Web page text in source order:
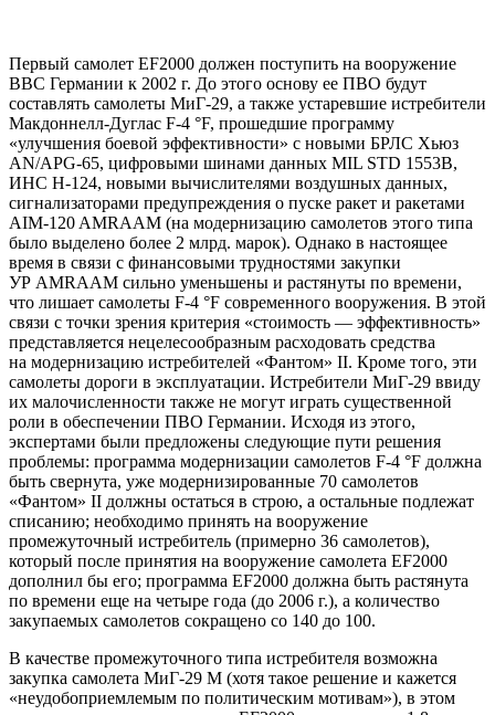
Первый самолет EF2000 должен поступить на вооружение
ВВС Германии к 2002 г. До этого основу ее ПВО будут
составлять самолеты МиГ-29, а также устаревшие истребители
Макдоннелл-Дуглас F-4 °F, прошедшие программу
«улучшения боевой эффективности» с новыми БРЛС Хьюз
AN/APG-65, цифровыми шинами данных MIL STD 1553В,
ИНС Н-124, новыми вычислителями воздушных данных,
сигнализаторами предупреждения о пуске ракет и ракетами
AIM-120 AMRAAM (на модернизацию самолетов этого типа
было выделено более 2 млрд. марок). Однако в настоящее
время в связи с финансовыми трудностями закупки
УР AMRAAM сильно уменьшены и растянуты по времени,
что лишает самолеты F-4 °F современного вооружения. В этой
связи с точки зрения критерия «стоимость — эффективность»
представляется нецелесообразным расходовать средства
на модернизацию истребителей «Фантом» II. Кроме того, эти
самолеты дороги в эксплуатации. Истребители МиГ-29 ввиду
их малочисленности также не могут играть существенной
роли в обеспечении ПВО Германии. Исходя из этого,
экспертами были предложены следующие пути решения
проблемы: программа модернизации самолетов F-4 °F должна
быть свернута, уже модернизированные 70 самолетов
«Фантом» II должны остаться в строю, а остальные подлежат
списанию; необходимо принять на вооружение
промежуточный истребитель (примерно 36 самолетов),
который после принятия на вооружение самолета EF2000
дополнил бы его; программа EF2000 должна быть растянута
по времени еще на четыре года (до 2006 г.), а количество
закупаемых самолетов сокращено со 140 до 100.
В качестве промежуточного типа истребителя возможна
закупка самолета МиГ-29 М (хотя такое решение и кажется
«неудобоприемлемым по политическим мотивам»), в этом